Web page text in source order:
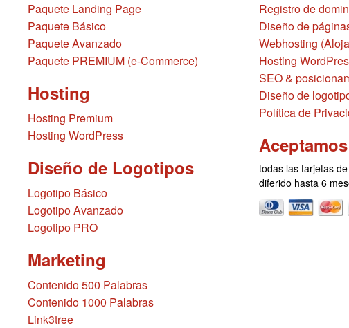
Paquete Landing Page
Paquete Básico
Paquete Avanzado
Paquete PREMIUM (e-Commerce)
Hosting
Hosting Premium
Hosting WordPress
Diseño de Logotipos
Logotipo Básico
Logotipo Avanzado
Logotipo PRO
Marketing
Contenido 500 Palabras
Contenido 1000 Palabras
Link3tree
Registro de
Diseño de
Webhosting
Hosting
SEO &
Diseño de
Política de
Aceptamos
todas las tarjetas
diferido hasta 6